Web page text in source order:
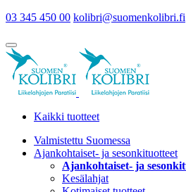
03 345 450 00 kolibri@suomenkolibri.fi
Kaikki tuotteet
Valmistettu Suomessa
Ajankohtaiset- ja sesonkituotteet
Ajankohtaiset- ja
Kesälahjat